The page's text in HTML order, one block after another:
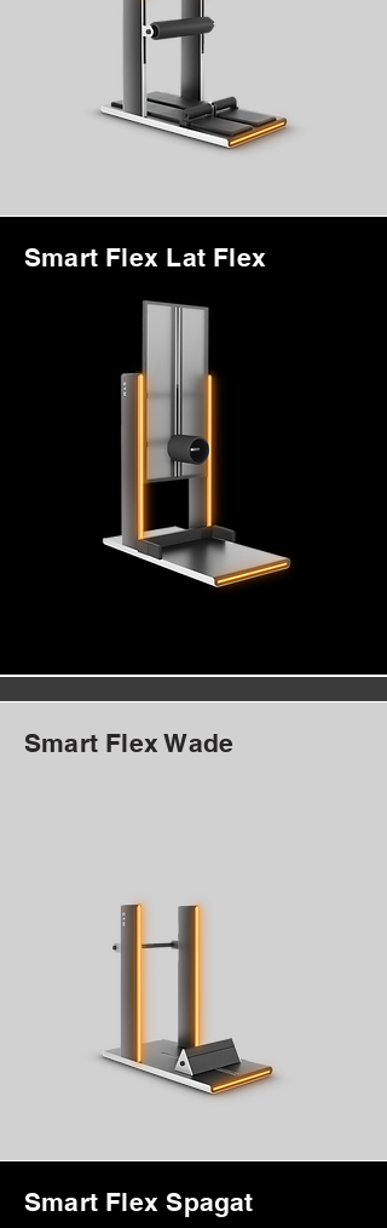
Smart Flex Lat Flex
Smart Flex Wade
Smart Flex Spagat